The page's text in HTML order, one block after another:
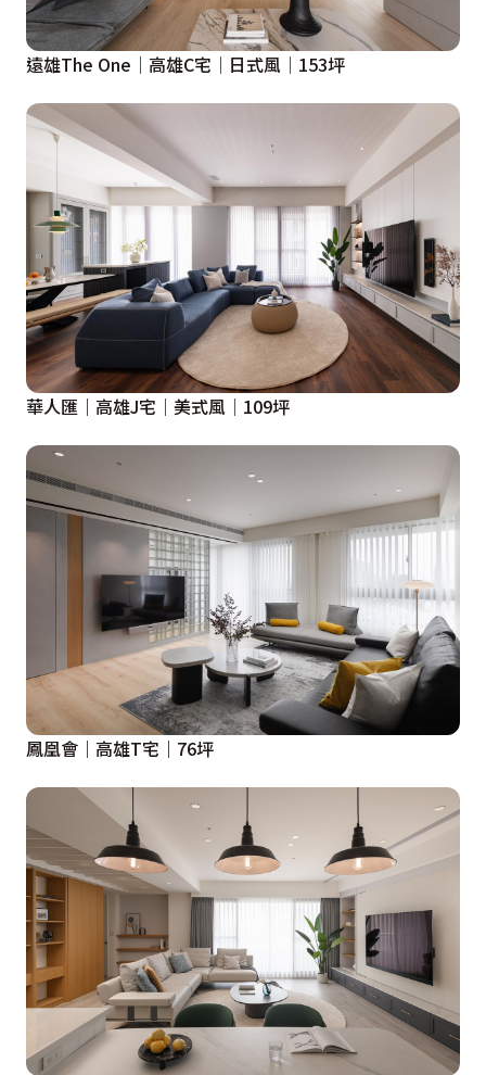
遠雄The One│高雄C宅│日式風│153坪
華人匯｜高雄J宅│美式風│109坪
鳳凰會｜高雄T宅｜76坪